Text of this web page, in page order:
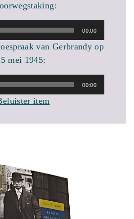
Audiospeler 00:00
van Gerbrandy op
5 mei 1945:
Audiospeler 00:00
item